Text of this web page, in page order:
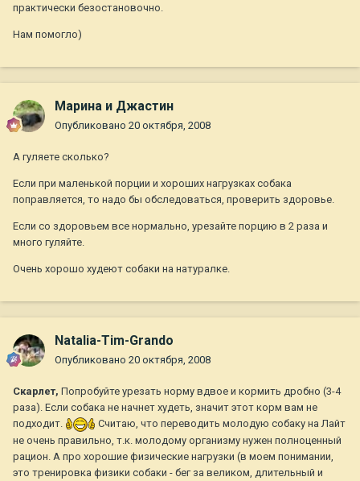
практически безостановочно.
Нам помогло)
Марина и Джастин
Опубликовано 20 октября, 2008
А гуляете сколько?
Если при маленькой порции и хороших нагрузках собака
поправляется, то надо бы обследоваться, проверить здоровье.
Если со здоровьем все нормально, урезайте порцию в 2 раза и
много гуляйте.
Очень хорошо худеют собаки на натуралке.
Natalia-Tim-Grando
Опубликовано 20 октября, 2008
Скарлет, Попробуйте урезать норму вдвое и кормить дробно (3-4
раза). Если собака не начнет худеть, значит этот корм вам не
подходит.
Считаю, что переводить молодую собаку на Лайт
не очень правильно, т.к. молодому организму нужен полноценный
рацион. А про хорошие физические нагрузки (в моем понимании,
это тренировка физики собаки - бег за великом, длительный и